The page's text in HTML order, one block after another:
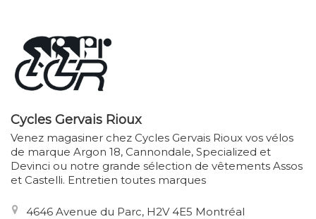
Cycles Gervais Rioux
Venez magasiner chez Cycles Gervais Rioux vos vélos
de marque Argon 18, Cannondale, Specialized et
Devinci ou notre grande sélection de vêtements Assos
et Castelli. Entretien toutes marques
4646 Avenue du Parc, H2V 4E5 Montréal